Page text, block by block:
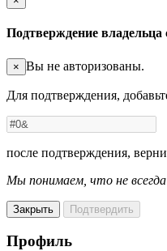
Подтверждение владельца
× Вы не авторизованы.
Для подтверждения,
после подтверждения,
Мы понимаем, что не
Закрыть Подтвердить
Профиль